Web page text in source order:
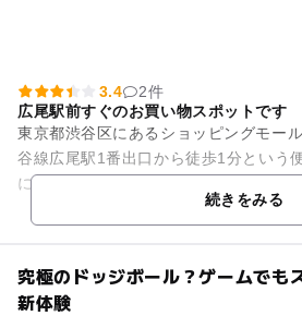
3.4
2件
広尾駅前すぐのお買い物スポットです
東京都渋谷区にあるショッピングモー
谷線広尾駅1番出口から徒歩1分という
にお出かけできるスポットです。 館内にあるショップは高級輸
続きをみる
究極のドッジボール？ゲームでも
新体験